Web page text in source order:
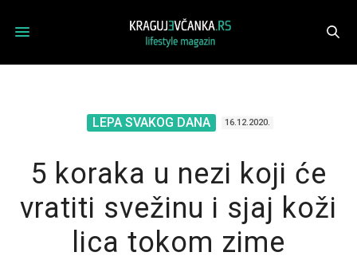
LEPA SVAKOG DANA 16.12.2020.
5 koraka u nezi koji će
vratiti svežinu i sjaj koži
lica tokom zime